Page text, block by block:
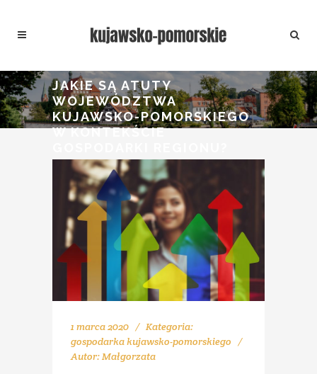
JAKIE SĄ ATUTY
WOJEWÓDZTWA
KUJAWSKO-POMORSKIEGO
W KONTEKŚCIE
1 marca 2020
Kategoria:
gospodarka kujawsko-pomorskiego
Autor:Małgorzata